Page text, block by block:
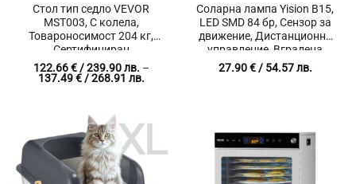
Стол тип седло VEVOR
MST003, С колела,
Товароносимост 204 кг,
Сертифициран
трисекционен амортисьор
122.66€/ 239.90 лв. –
137.49€/ 268.91 лв.Price
through
/
Соларна лампа Yision B15,
LED SMD 84 бр, Сензор за
движение, Дистанционно
управление, Вградена
батерия 1500 mAh,
Мощност 40 W, Яркост
5200K, Монтаж на открито
IP65
27.90€/ 54.57 лв.